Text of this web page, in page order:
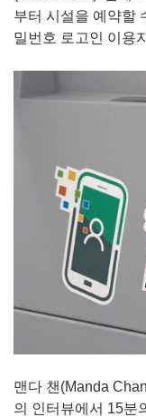
부터 시설을 예약할
밀번호 로고인 이용
맨다 챈(Manda
의 인터뷰에서 15분